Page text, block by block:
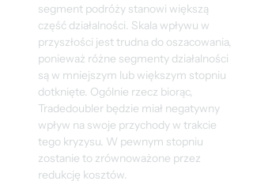
segment podróży stanowi większą
część działalności. Skala wpływu w
przyszłości jest trudna do oszacowania,
ponieważ różne segmenty działalności
są w mniejszym lub większym stopniu
dotknięte. Ogólnie rzecz biorąc,
Tradedoubler będzie miał negatywny
wpływ na swoje przychody w trakcie
tego kryzysu. W pewnym stopniu
zostanie to zrównoważone przez
redukcję kosztów.